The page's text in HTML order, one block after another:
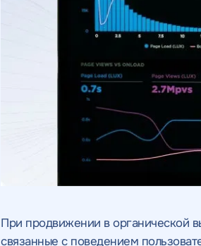
При продвижении в органической
связанные с поведением